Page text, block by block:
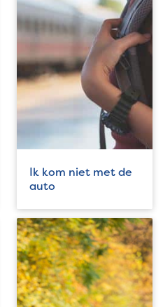
Ik kom niet met de
auto